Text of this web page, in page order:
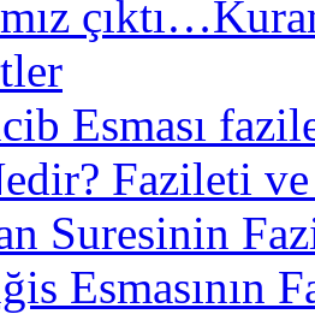
Esması
Fazileti
Suresinin
Esmasının